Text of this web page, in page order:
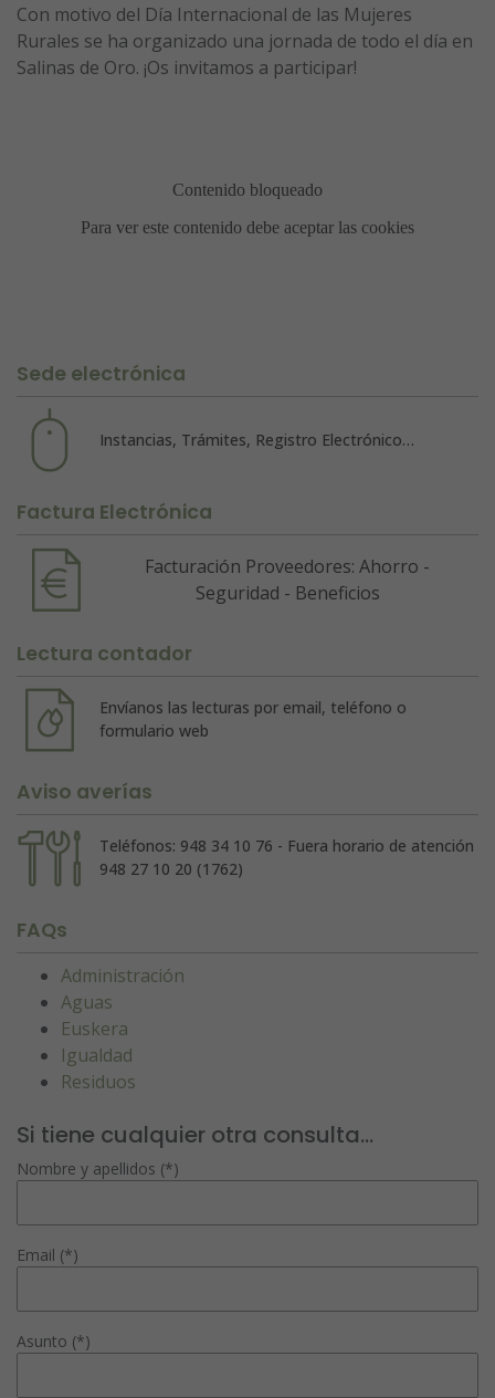
Con motivo del Día Internacional de las Mujeres
Rurales se ha organizado una jornada de todo el día en
Salinas de Oro. ¡Os invitamos a participar!
Sede electrónica
Instancias, Trámites, Registro Electrónico…
Factura Electrónica
Facturación Proveedores: Ahorro -
Seguridad - Beneficios
Lectura contador
Envíanos las lecturas por email, teléfono o
formulario web
Aviso averías
Teléfonos: 948 34 10 76 - Fuera horario de atención
948 27 10 20 (1762)
FAQs
Administración
Aguas
Euskera
Igualdad
Residuos
Si tiene cualquier otra consulta...
Nombre y apellidos (*)
Email (*)
Asunto (*)